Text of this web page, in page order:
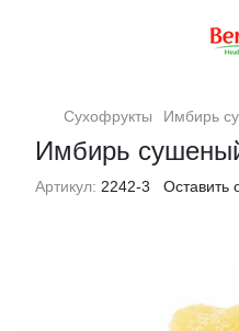
Сухофрукты Имбирь
Имбирь
Артикул: 2242-3 Оставить